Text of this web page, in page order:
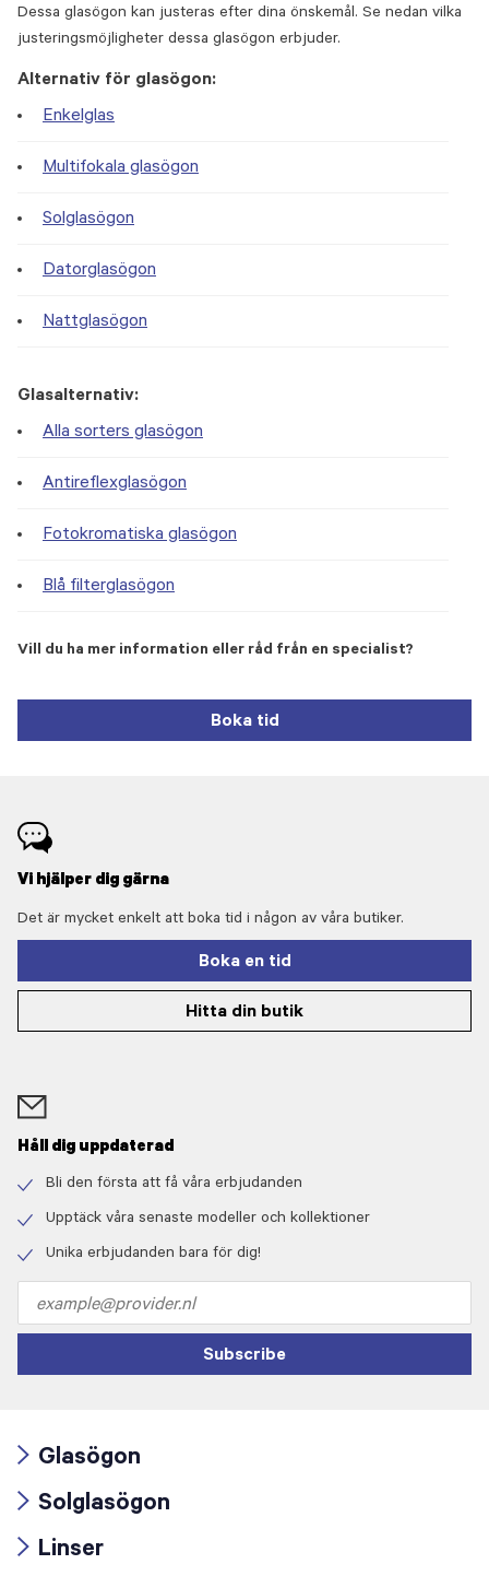
Dessa glasögon kan justeras efter dina önskemål. Se nedan vilka
justeringsmöjligheter dessa glasögon erbjuder.
Alternativ för glasögon:
Enkelglas
Multifokala glasögon
Solglasögon
Datorglasögon
Nattglasögon
Glasalternativ:
Alla sorters glasögon
Antireflexglasögon
Fotokromatiska glasögon
Blå filterglasögon
Vill du ha mer information eller råd från en specialist?
Boka tid
Vi hjälper dig gärna
Det är mycket enkelt att boka tid i någon av våra butiker.
Boka en tid
Hitta din butik
Håll dig uppdaterad
icon
Bli den första att få våra erbjudanden
icon
Upptäck våra senaste modeller och kollektioner
Unika erbjudanden bara för dig!
address
Subscribe
icon
Glasögon
icon
Solglasögon
Linser